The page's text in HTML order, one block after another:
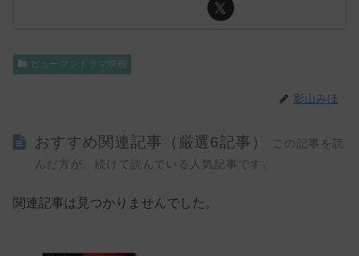
ヒューマンドラマ映画
影山みほ
おすすめ関連記事（厳選6記事）
この記事を読
んだ方が、続けて読んでいる人気記事です。
関連記事は見つかりませんでした。